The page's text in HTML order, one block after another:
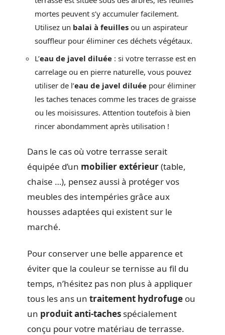
mortes peuvent s’y accumuler facilement.
Utilisez un balai à feuilles ou un aspirateur
souffleur pour éliminer ces déchets végétaux.
L’eau de javel diluée : si votre terrasse est en
carrelage ou en pierre naturelle, vous pouvez
utiliser de l’eau de javel diluée pour éliminer
les taches tenaces comme les traces de graisse
ou les moisissures. Attention toutefois à bien
rincer abondamment après utilisation !
Dans le cas où votre terrasse serait
équipée d’un mobilier extérieur(table,
chaise …), pensez aussi à protéger vos
meubles des intempéries grâce aux
housses adaptées qui existent sur le
marché.
Pour conserver une belle apparence et
éviter que la couleur se ternisse au fil du
temps, n’hésitez pas non plus à appliquer
tous les ans un traitement hydrofuge ou
un produit anti-taches spécialement
conçu pour votre matériau de terrasse.